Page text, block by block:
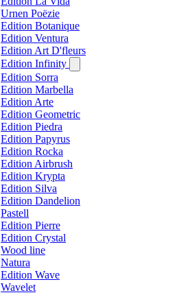
Urnen Poëzie
Edition Botanique
Edition Ventura
Edition Art D'fleurs
Edition Infinity
Edition Sorra
Edition Marbella
Edition Arte
Edition Geometric
Edition Piedra
Edition Papyrus
Edition Rocka
Edition Airbrush
Edition Krypta
Edition Silva
Edition Dandelion
Pastell
Edition Pierre
Edition Crystal
Wood line
Natura
Edition Wave
Wavelet